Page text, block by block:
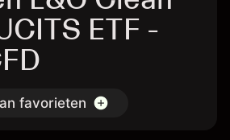
ETF -
favorieten